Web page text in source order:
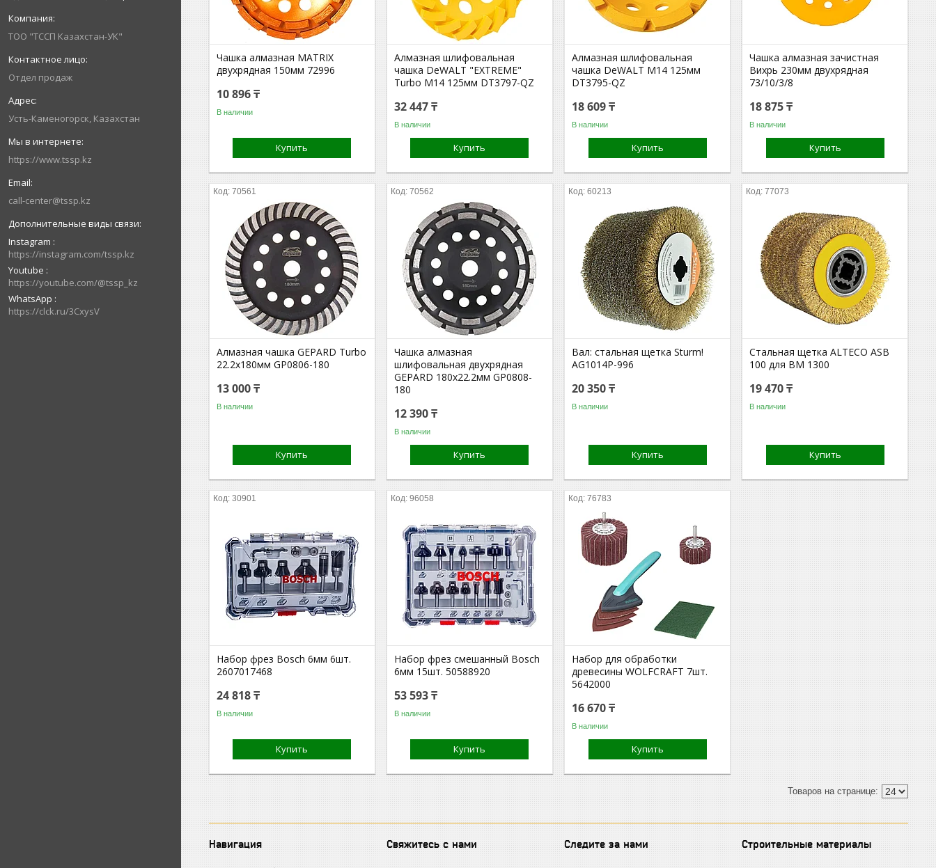
ТОО "ТССП Казахстан-УК"
Отдел продаж
Усть-Каменогорск, Казахстан
https://www.tssp.kz
call-center@tssp.kz
Instagram
https://instagram.com/tssp.kz
Youtube
https://youtube.com/@tssp_kz
WhatsApp
https://clck.ru/3CxysV
Чашка алмазная MATRIX
двухрядная 150мм 72996
10 896 ₸
В наличии
Купить
Алмазная шлифовальная
чашка DeWALT "EXTREME"
Turbo М14 125мм DT3797-QZ
32 447 ₸
В наличии
Купить
Алмазная шлифовальная
чашка DeWALT М14 125мм
DT3795-QZ
18 609 ₸
В наличии
Купить
Чашка алмазная зачистная
Вихрь 230мм двухрядная
73/10/3/8
18 875 ₸
В наличии
Купить
70561
Алмазная чашка GEPARD Turbo
22.2х180мм GP0806-180
13 000 ₸
В наличии
Купить
70562
Чашка алмазная
шлифовальная двухрядная
GEPARD 180x22.2мм GP0808-
180
12 390 ₸
В наличии
Купить
60213
Вал: стальная щетка Sturm!
AG1014P-996
20 350 ₸
В наличии
Купить
77073
Стальная щетка ALTECO ASB
100 для BM 1300
19 470 ₸
В наличии
Купить
30901
Набор фрез Bosch 6мм 6шт.
2607017468
24 818 ₸
В наличии
Купить
96058
Набор фрез смешанный Bosch
6мм 15шт. 50588920
53 593 ₸
В наличии
Купить
76783
Набор для обработки
древесины WOLFCRAFT 7шт.
5642000
16 670 ₸
В наличии
Купить
Навигация Свяжитесь с нами Следите за нами Строительные материалы